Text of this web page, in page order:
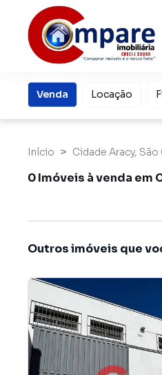
Venda Locação
Início Cidade Aracy,
0 Imóveis à venda em
Outros imóveis que